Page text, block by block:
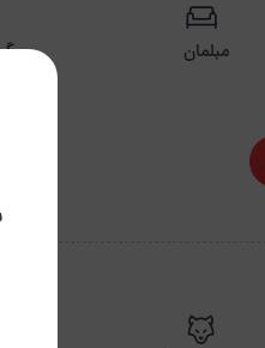
مبلمان